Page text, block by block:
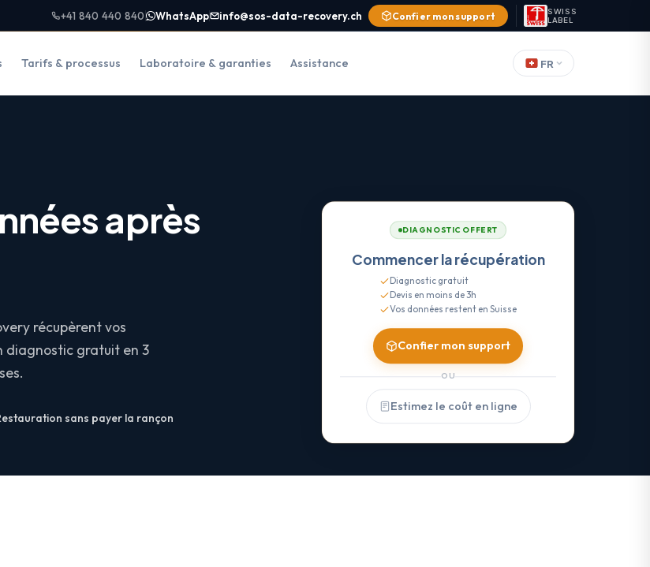
+41 840 440 840 WhatsApp info@sos-data-recovery.ch Confier mon support
SWISS
LABEL
Tarifs & processus Laboratoire & garanties Assistance FR
après
récupèrent vos
diagnostic gratuit en 3
sans payer la rançon
DIAGNOSTIC OFFERT
Commencer la récupération
Diagnostic gratuit
Devis en moins de 3h
Vos données restent en Suisse
Confier mon support
OU
Estimez le coût en ligne